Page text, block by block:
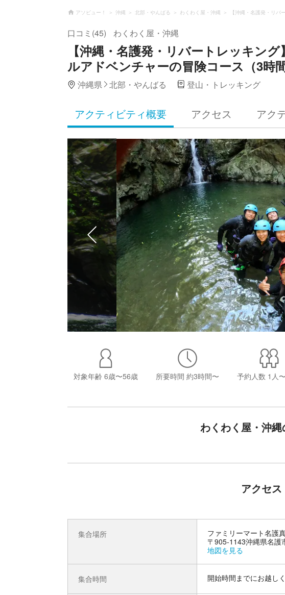
アソビュー！ 沖縄 北部・やんばる わくわく屋・沖縄 【沖縄・名護発・リ
口コミ(45) わくわく屋・沖縄
【沖縄・名護発・リバートレッキン
ルアドベンチャーの冒険コース（3時
沖縄県 北部・やんばる 登山・トレッキング
アクティビティ概要 アクセス アク
対象年齢 6歳〜56歳 所要時間 約3時間〜 予約人数 1人
わくわく屋・沖縄
アクセス
集合場所
ファミリーマート名護
〒905-1143沖縄県名護
地図を見る
集合時間 開始時間までにお越しく